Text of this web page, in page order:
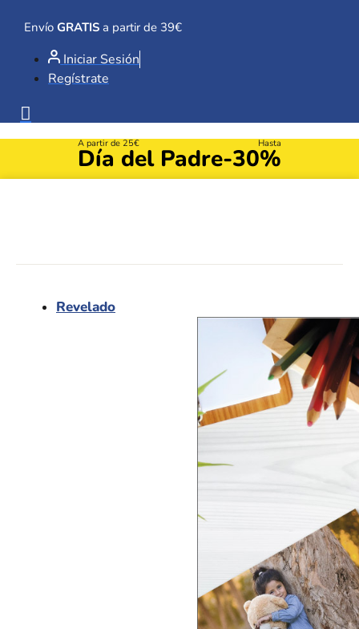
contenido
Envío GRATIS a partir de 39€
Iniciar Sesión
Regístrate
A partir de 25€
Día del Padre
Hasta
-30%
Revelado